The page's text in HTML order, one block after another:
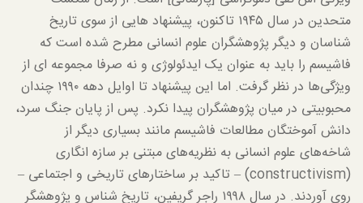
متحدین در سال ۱۹۴۵ تاکنون، پیشنهاد هایی از سوی تاریخ
شناسان و دیگر پژوهشگران علوم انسانی مطرح شده است که
فاشیسم را باید به عنوان یک ایدئولوژی و نه صرفا مجموعه ای از
ویژگی‌ها در نظر گرفت. اما این پیشنهاد تا اوایل دهه ۱۹۹۰ چندان
محبوبیتی در میان پژوهشگران پیدا نکرد. پس از پایان جنگ سرد،
دانش آموختگان مطالعات فاشیسم مانند بسیاری دیگر از
شاخه‌های علوم انسانی به نظریه‌های مبتنی بر سازه انگاری
(constructivism) – تاکید بر ساختارهای تاریخی و اجتماعی –
روی آوردند. در سال ۱۹۹۸ راجر گریفین، تاریخ شناس و پژوهشگر